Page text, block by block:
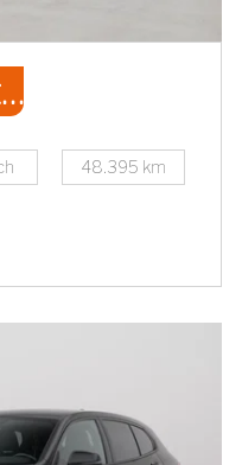
Audi Q8 Sportback e-tron
48.395 km